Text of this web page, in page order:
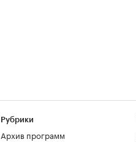
Рубрики
Архив программ